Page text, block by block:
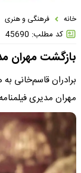
خانه فرهنگی و هنری
کد مطلب: 45690
بازگشت مهران
برادران قاسم‌خانی
مهران مدیری